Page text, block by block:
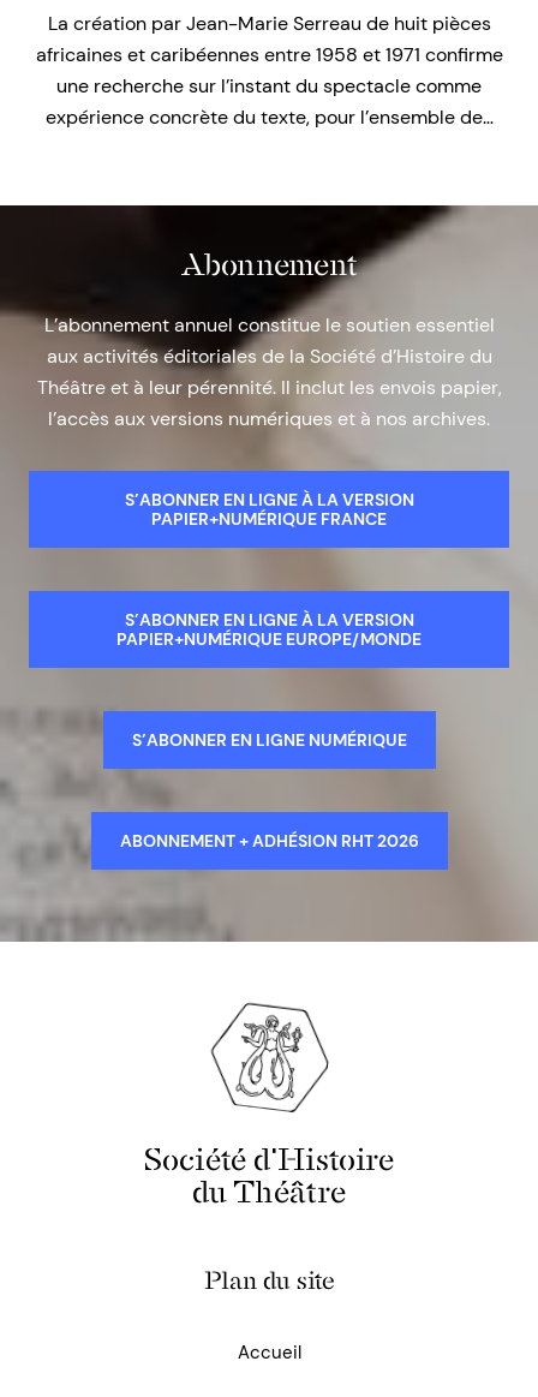
La création par Jean-Marie Serreau de huit pièces
africaines et caribéennes entre 1958 et 1971 confirme
une recherche sur l’instant du spectacle comme
expérience concrète du texte, pour l’ensemble de…
Abonnement
L’abonnement annuel constitue le soutien essentiel
aux activités éditoriales de la Société d’Histoire du
Théâtre et à leur pérennité. Il inclut les envois papier,
l’accès aux versions numériques et à nos archives.
S’ABONNER EN LIGNE À LA VERSION
PAPIER+NUMÉRIQUE FRANCE
S’ABONNER EN LIGNE À LA VERSION
PAPIER+NUMÉRIQUE EUROPE/MONDE
S’ABONNER EN LIGNE NUMÉRIQUE
ABONNEMENT + ADHÉSION RHT 2026
Société d'Histoire
du Théâtre
Plan du site
Accueil